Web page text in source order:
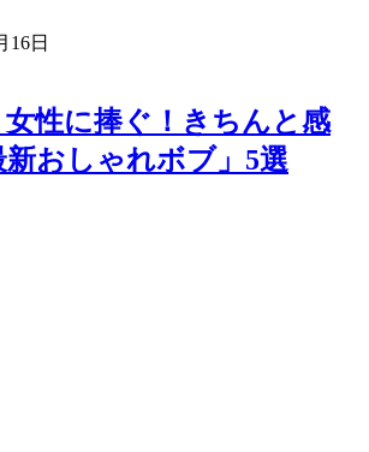
16日
女性に捧ぐ！きちんと感
おしゃれボブ」5選